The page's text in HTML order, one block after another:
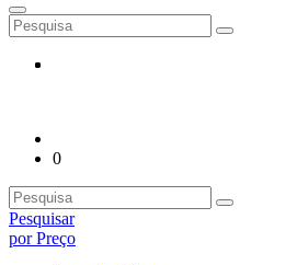
0
Pesquisar
por Preço